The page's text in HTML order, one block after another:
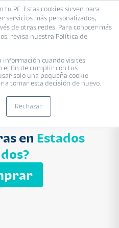
tu PC. Estas cookies sirven para
servicios más personalizados,
de otras redes. Para conocer más
revisa nuestra Política de
información cuando visites
el fin de cumplir con tus
solo una pequeña cookie
a tomar esta decisión de nuevo.
Rechazar
Inmobiliaria
Buscar
en Estados